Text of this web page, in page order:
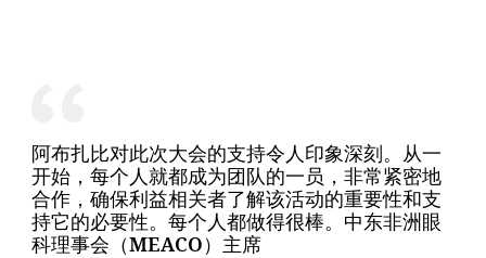
阿布扎比对此次大会的支持令人印象深刻。从一
开始，每个人就都成为团队的一员，非常紧密地
合作，确保利益相关者了解该活动的重要性和支
持它的必要性。每个人都做得很棒。中东非洲眼
科理事会（MEACO）主席